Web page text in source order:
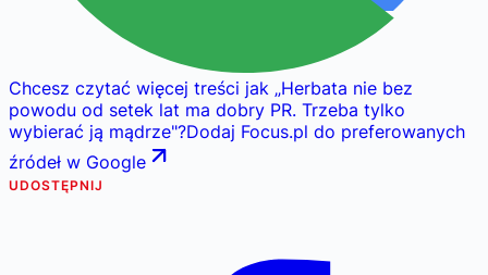
Chcesz czytać więcej treści jak „Herbata nie bez
powodu od setek lat ma dobry PR. Trzeba tylko
wybierać ją mądrze"?Dodaj Focus.pl do preferowanych
źródeł w Google
UDOSTĘPNIJ